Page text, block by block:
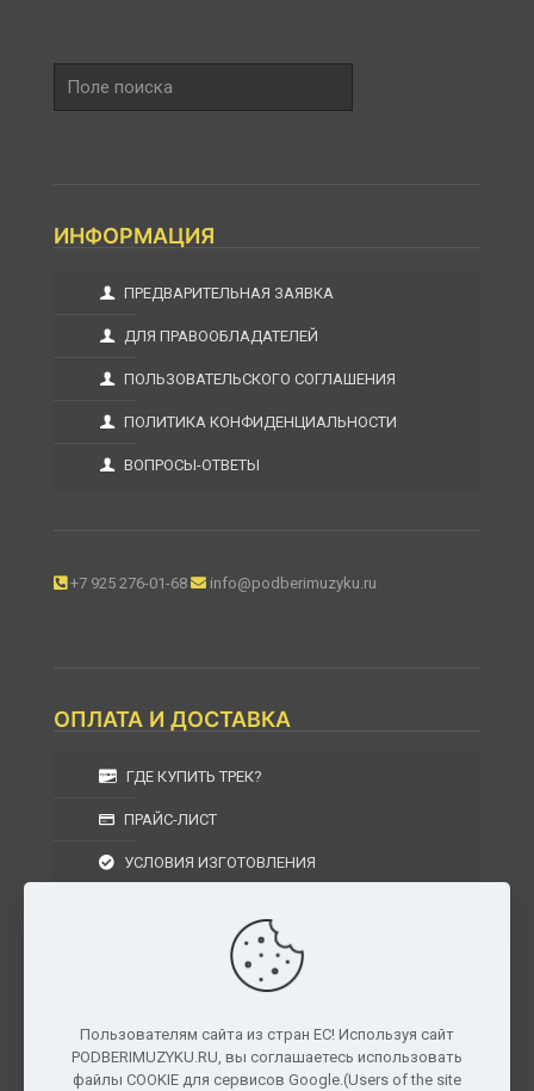
поиска
ИНФОРМАЦИЯ
ПРЕДВАРИТЕЛЬНАЯ ЗАЯВКА
ДЛЯ ПРАВООБЛАДАТЕЛЕЙ
ПОЛЬЗОВАТЕЛЬСКОГО СОГЛАШЕНИЯ
ПОЛИТИКА КОНФИДЕНЦИАЛЬНОСТИ
ВОПРОСЫ-ОТВЕТЫ
+7 925 276-01-68 info@podberimuzyku.ru
ОПЛАТА И ДОСТАВКА
ГДЕ КУПИТЬ ТРЕК?
ПРАЙС-ЛИСТ
УСЛОВИЯ ИЗГОТОВЛЕНИЯ
УСЛОВИЯ ВОЗВРАТА
г. Москва, Московская область, Центральный
Пользователям сайта из стран ЕС! Используя сайт
PODBERIMUZYKU.RU, вы соглашаетесь использовать
файлы COOKIE для сервисов Google.(Users of the site